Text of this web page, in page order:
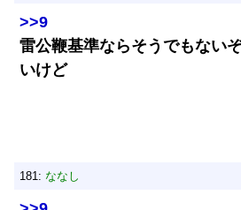
>>9
雷公鞭基準ならそうでもない
いけど
181: ななし